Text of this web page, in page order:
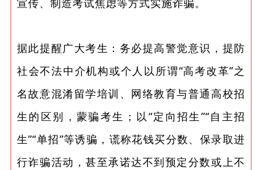
宣传、制造考试焦虑等方式实施诈骗。
据此提醒广大考生：务必提高警觉意识，提防
社会不法中介机构或个人以所谓“高考改革”之
名故意混淆留学培训、网络教育与普通高校招
生的区别，蒙骗考生；以“定向招生”“自主招
生”“单招”等诱骗，谎称花钱买分数、保录取进
行诈骗活动，甚至承诺达不到预定分数或上不